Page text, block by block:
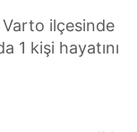
ilçesinde
1 kişi hayatını